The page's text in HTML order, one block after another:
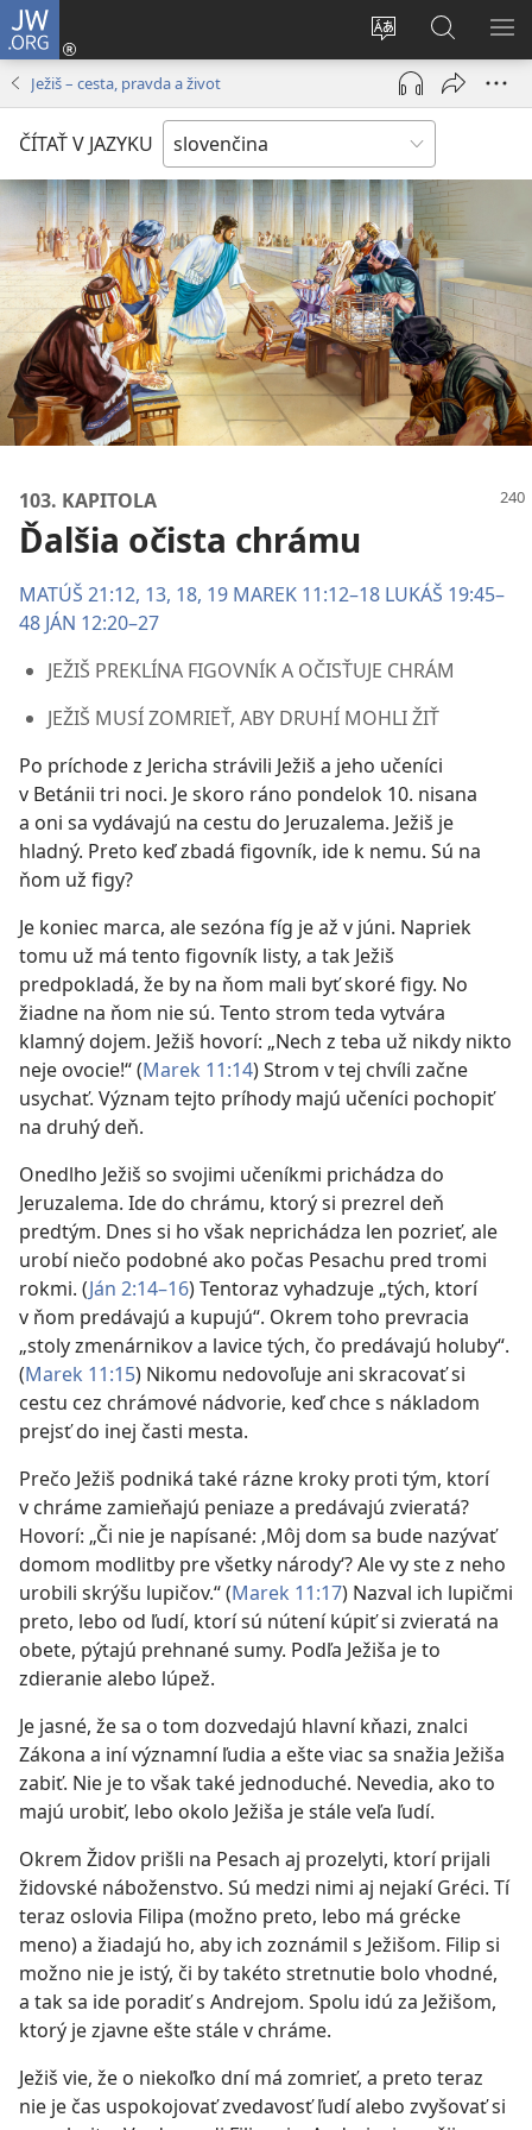
JW.ORG
Zmeniť
jazyk
stránky
Prihlásiť
sa
(otvorí
okno)
na
JW.ORG
Ježiš – cesta, pravda a život
ČÍTAŤ V JAZYKU
103. KAPITOLA
Ďalšia očista chrámu
MATÚŠ 21:12, 13, 18, 19 MAREK 11:12–18 LUKÁŠ 19:45–
48 JÁN 12:20–27
JEŽIŠ PREKLÍNA FIGOVNÍK A OČISŤUJE CHRÁM
JEŽIŠ MUSÍ ZOMRIEŤ, ABY DRUHÍ MOHLI ŽIŤ
Po príchode z Jericha strávili Ježiš a jeho učeníci
v Betánii tri noci. Je skoro ráno pondelok 10. nisana
a oni sa vydávajú na cestu do Jeruzalema. Ježiš je
hladný. Preto keď zbadá figovník, ide k nemu. Sú na
ňom už figy?
Je koniec marca, ale sezóna fíg je až v júni. Napriek
tomu už má tento figovník listy, a tak Ježiš
predpokladá, že by na ňom mali byť skoré figy. No
žiadne na ňom nie sú. Tento strom teda vytvára
klamný dojem. Ježiš hovorí: „Nech z teba už nikdy nikto
neje ovocie!“ (Marek 11:14) Strom v tej chvíli začne
usychať. Význam tejto príhody majú učeníci pochopiť
na druhý deň.
Onedlho Ježiš so svojimi učeníkmi prichádza do
Jeruzalema. Ide do chrámu, ktorý si prezrel deň
predtým. Dnes si ho však neprichádza len pozrieť, ale
urobí niečo podobné ako počas Pesachu pred tromi
rokmi. (Ján 2:14–16) Tentoraz vyhadzuje „tých, ktorí
v ňom predávajú a kupujú“. Okrem toho prevracia
„stoly zmenárnikov a lavice tých, čo predávajú holuby“.
(Marek 11:15) Nikomu nedovoľuje ani skracovať si
cestu cez chrámové nádvorie, keď chce s nákladom
prejsť do inej časti mesta.
Prečo Ježiš podniká také rázne kroky proti tým, ktorí
v chráme zamieňajú peniaze a predávajú zvieratá?
Hovorí: „Či nie je napísané: ‚Môj dom sa bude nazývať
domom modlitby pre všetky národy‘? Ale vy ste z neho
urobili skrýšu lupičov.“ (Marek 11:17) Nazval ich lupičmi
preto, lebo od ľudí, ktorí sú nútení kúpiť si zvieratá na
obete, pýtajú prehnané sumy. Podľa Ježiša je to
zdieranie alebo lúpež.
Je jasné, že sa o tom dozvedajú hlavní kňazi, znalci
Zákona a iní významní ľudia a ešte viac sa snažia Ježiša
zabiť. Nie je to však také jednoduché. Nevedia, ako to
majú urobiť, lebo okolo Ježiša je stále veľa ľudí.
Okrem Židov prišli na Pesach aj prozelyti, ktorí prijali
židovské náboženstvo. Sú medzi nimi aj nejakí Gréci. Tí
teraz oslovia Filipa (možno preto, lebo má grécke
meno) a žiadajú ho, aby ich zoznámil s Ježišom. Filip si
možno nie je istý, či by takéto stretnutie bolo vhodné,
a tak sa ide poradiť s Andrejom. Spolu idú za Ježišom,
ktorý je zjavne ešte stále v chráme.
Ježiš vie, že o niekoľko dní má zomrieť, a preto teraz
nie je čas uspokojovať zvedavosť ľudí alebo zvyšovať si